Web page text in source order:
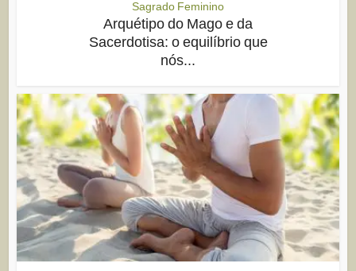
Sagrado Feminino
Arquétipo do Mago e da
Sacerdotisa: o equilíbrio que
nós...